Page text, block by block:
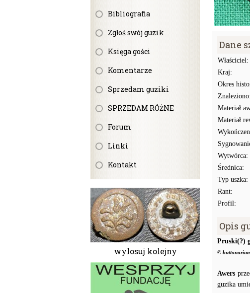
Bibliografia
Zgłoś swój guzik
Księga gości
Komentarze
Sprzedam guziki
SPRZEDAM RÓŻNE
Forum
Linki
Kontakt
wylosuj kolejny
Dane
Właściciel:
Kraj:
Okres
Znaleziono:
Materiał
Materiał
Wytwórca:
Średnica:
Typ uszka:
Rant:
Profil:
Opis
Pruski(?)
©
Awers
guzika